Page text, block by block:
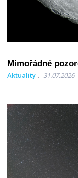
Mimořádné
Aktuality 31.07.2026